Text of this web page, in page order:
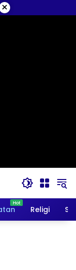
×
Religi